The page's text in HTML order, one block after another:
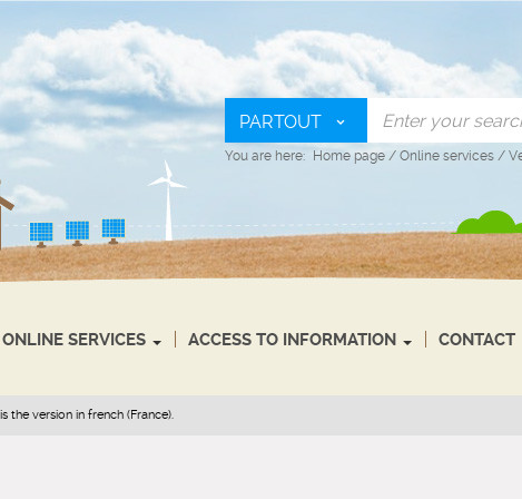
PARTOUT
You are here: Home page / Online services /
ONLINE SERVICES ACCESS TO INFORMATION CONTACT
the version in french (France).